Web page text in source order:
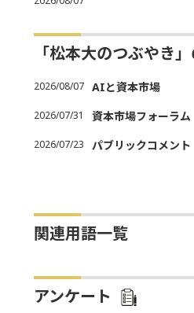
「松本大のつぶやき
2026/08/07 AIと資本市場
2026/07/31 資本市場フォーラム
2026/07/23 パブリックコメント
関連用語一覧
アンケート